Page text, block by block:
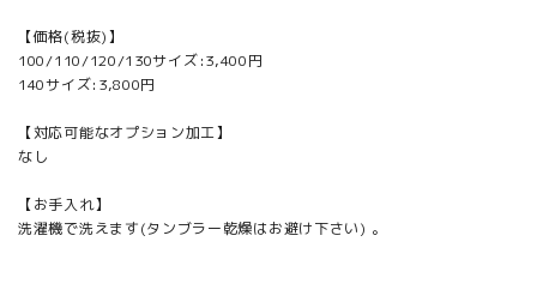
【価格(税抜)】
100/110/120/130サイズ:3,400円
140サイズ:3,800円
【対応可能なオプション加工】
なし
【お手入れ】
洗濯機で洗えます(タンブラー乾燥はお避け下さい) 。